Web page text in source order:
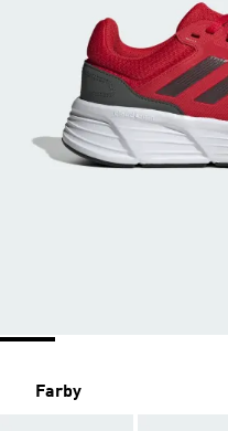
Farby